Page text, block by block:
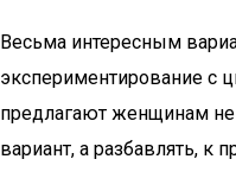
Весьма интересным
экспериментирование с
предлагают женщинам
вариант, а разбавлять, к